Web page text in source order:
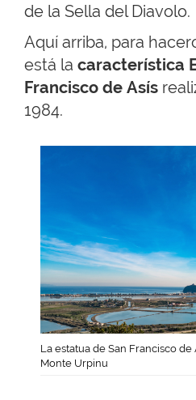
de la Sella del Diavolo.
Aquí arriba, para
está la característica
Francisco de Asís
1984.
La estatua de San Francisco
Monte Urpinu